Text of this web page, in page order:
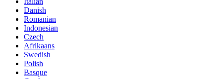
Danish
Romanian
Indonesian
Czech
Afrikaans
Swedish
Polish
Basque